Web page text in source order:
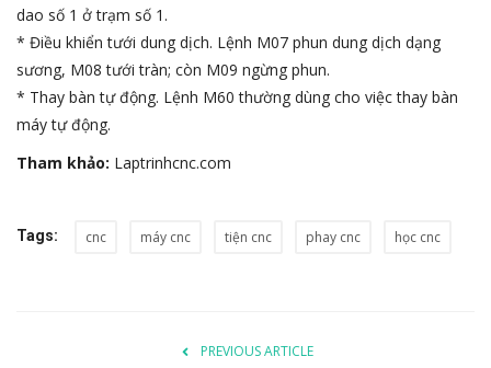
dao số 1 ở trạm số 1.
* Điều khiển tưới dung dịch. Lệnh M07 phun dung dịch dạng
sương, M08 tưới tràn; còn M09 ngừng phun.
* Thay bàn tự động. Lệnh M60 thường dùng cho việc thay bàn
máy tự động.
Tham khảo: Laptrinhcnc.com
Tags: cnc máy cnc tiện cnc phay cnc học cnc
PREVIOUS ARTICLE